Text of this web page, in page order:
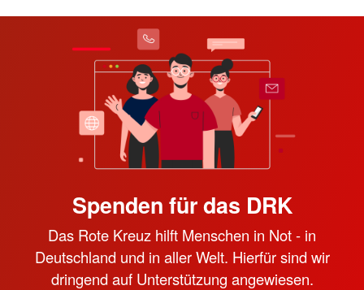
Spenden für das DRK
Das Rote Kreuz hilft Menschen in Not - in
Deutschland und in aller Welt. Hierfür sind wir
dringend auf Unterstützung angewiesen.